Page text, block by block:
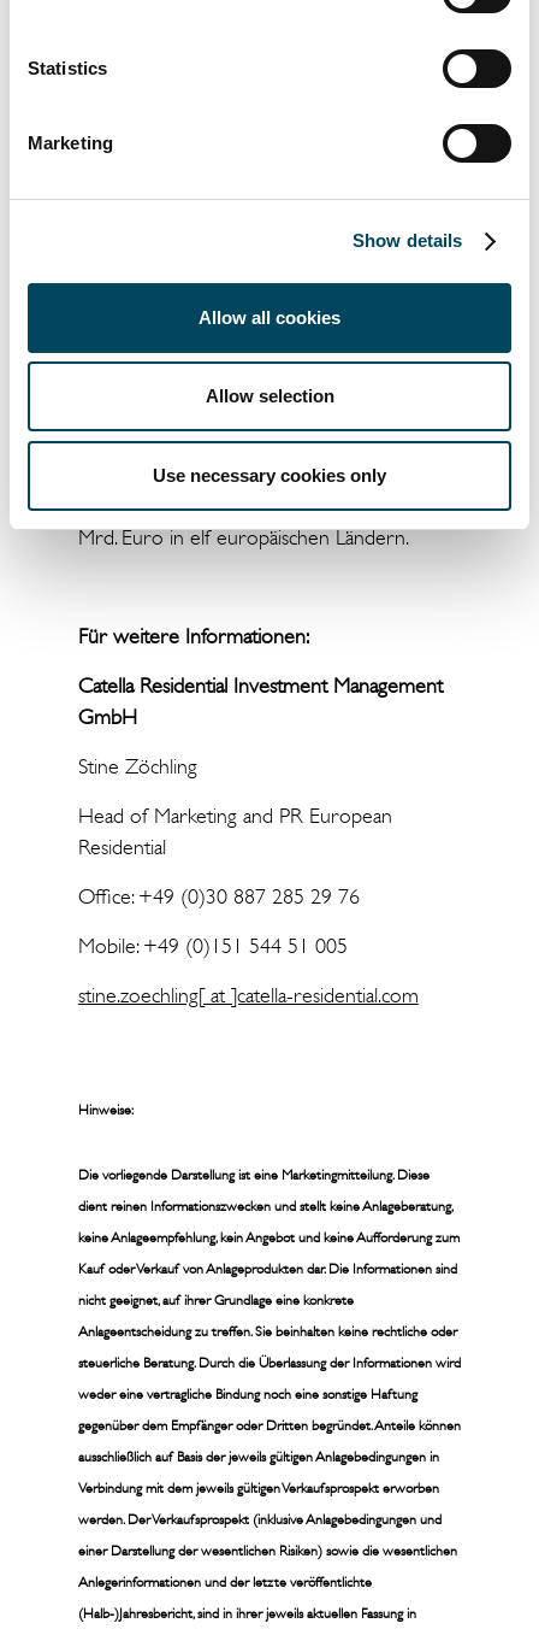
Statistics
Marketing
Show details
Allow all cookies
Allow selection
Use necessary cookies only
Management GmbH (CRIM)
Catella hat 2007 seinen ersten europäischen
Wohnimmobilienfonds aufgelegt. Das Team
legte im Jahr 2013 darüber hinaus den
Student Housing Fund auf. CRIM ist eine
Tochtergesellschaft der in Stockholm
ansässigen Catella AB Gruppe, und ihr
Wohnimmobiliengeschäft umfasst die
Assetmanagement. CRIM verwaltet und
berät mehrere Fonds und Mandate mit
einem verwalteten Vermögen von über 6,8
Mrd. Euro in elf europäischen Ländern.
Für weitere Informationen:
Catella Residential Investment Management
GmbH
Stine Zöchling
Head of Marketing and PR European
Residential
Office: +49 (0)30 887 285 29 76
Mobile: +49 (0)151 544 51 005
stine.zoechling[ at ]catella-residential.com
Hinweise:
Die vorliegende Darstellung ist eine Marketingmitteilung. Diese
dient reinen Informationszwecken und stellt keine Anlageberatung,
keine Anlageempfehlung, kein Angebot und keine Aufforderung zum
Kauf oder Verkauf von Anlageprodukten dar. Die Informationen sind
nicht geeignet, auf ihrer Grundlage eine konkrete
Anlageentscheidung zu treffen. Sie beinhalten keine rechtliche oder
steuerliche Beratung. Durch die Überlassung der Informationen wird
weder eine vertragliche Bindung noch eine sonstige Haftung
gegenüber dem Empfänger oder Dritten begründet. Anteile können
ausschließlich auf Basis der jeweils gültigen Anlagebedingungen in
Verbindung mit dem jeweils gültigen Verkaufsprospekt erworben
werden. Der Verkaufsprospekt (inklusive Anlagebedingungen und
einer Darstellung der wesentlichen Risiken) sowie die wesentlichen
Anlegerinformationen und der letzte veröffentlichte
(Halb-)Jahresbericht, sind in ihrer jeweils aktuellen Fassung in